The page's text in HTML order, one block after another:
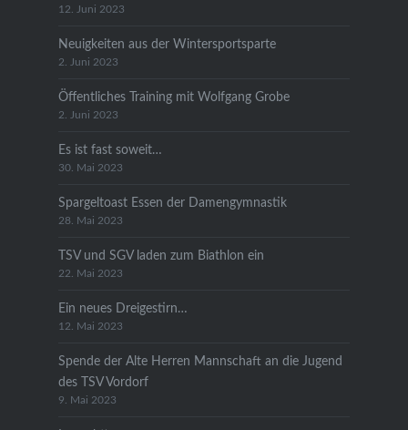
12. Juni 2023
Neuigkeiten aus der Wintersportsparte
2. Juni 2023
Öffentliches Training mit Wolfgang Grobe
2. Juni 2023
Es ist fast soweit…
30. Mai 2023
Spargeltoast Essen der Damengymnastik
28. Mai 2023
TSV und SGV laden zum Biathlon ein
22. Mai 2023
Ein neues Dreigestirn…
12. Mai 2023
Spende der Alte Herren Mannschaft an die Jugend
des TSV Vordorf
9. Mai 2023